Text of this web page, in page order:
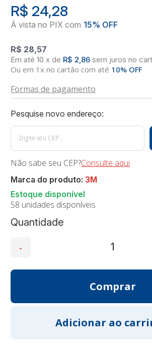
R$ 28,57
R$ 24,28
10 x de R$ 2,86 sem juros no
Ou em 1x no cartão com até 10% OFF
Formas de pagamento
Quantidade
Não sabe seu CEP?Consulte aqui
58 unidades disponíveis
Marca do produto: 3M